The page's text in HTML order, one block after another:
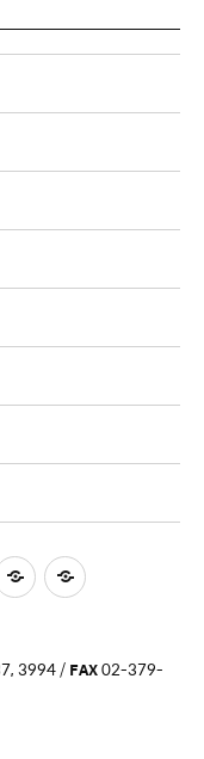
3994 /FAX02-379-